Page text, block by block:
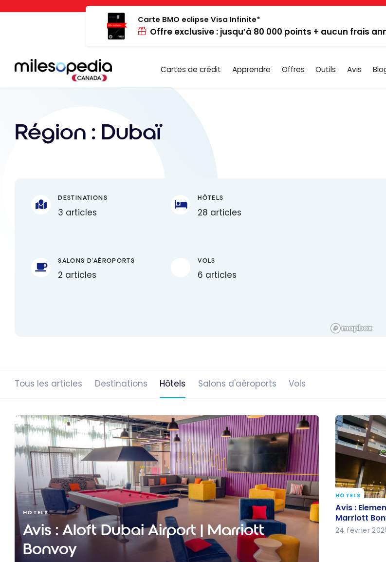
Panneau de gestion des cookies
Carte BMO eclipse Visa Infinite*
Offre exclusive : jusqu’à 80 000 points + aucun frais
Cartes de crédit Apprendre Offres Outils Avis
Région : Dubaï
DESTINATIONS
3 articles
HÔTELS
28 articles
SALONS D'AÉROPORTS
2 articles
VOLS
6 articles
Tous les articles Destinations Hôtels Salons d'aéroports Vols
HÔTELS
Avis : Aloft Dubai Airport | Marriott
Bonvoy
Avis :
Marriott
HÔTELS
Avis :
Marriott
24 février